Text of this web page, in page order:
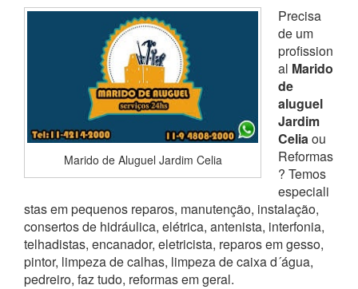
Marido de Aluguel Jardim Celia
Precisa
de um
profission
al Marido
de
aluguel
Jardim
Celiaou
Reformas
? Temos
especiali
stas em pequenos reparos, manutenção, instalação,
consertos de hidráulica, elétrica, antenista, interfonia,
telhadistas, encanador, eletricista, reparos em gesso,
pintor, limpeza de calhas, limpeza de caixa d´água,
pedreiro, faz tudo, reformas em geral.